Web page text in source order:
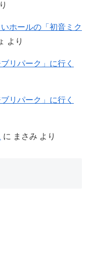
ホールの「初音ミク
より
リパーク」に行く
リパーク」に行く
に まさみ より